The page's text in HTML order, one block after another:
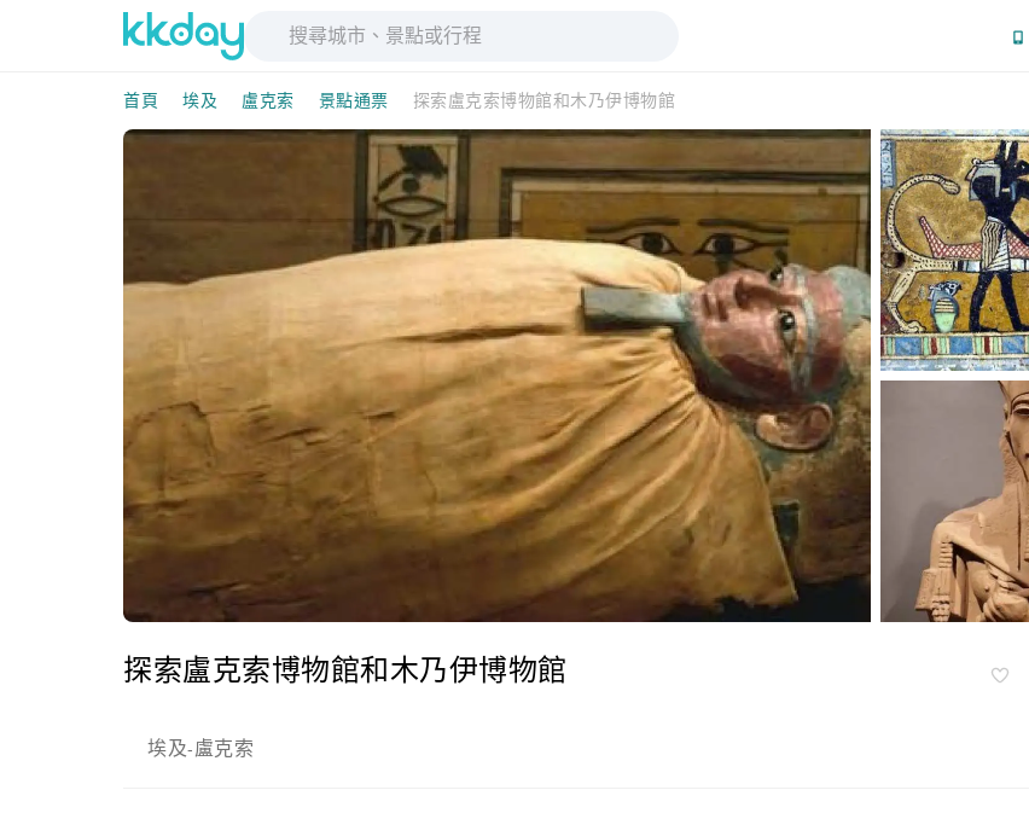
首頁 埃及 盧克索 景點通票 探索盧克索博物館和木乃伊博物館
探索盧克索博物館和木乃伊博物館
埃及-盧克索